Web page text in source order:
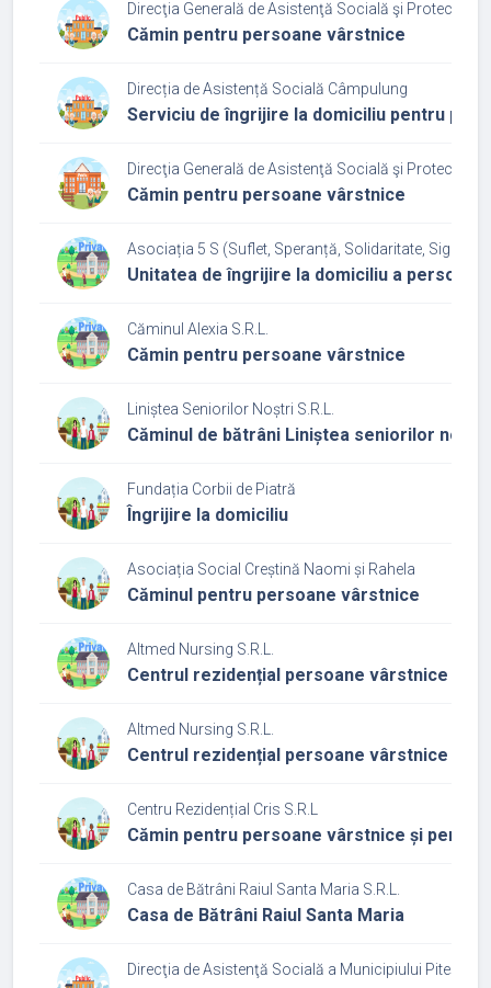
Direcţia Generală de Asistenţă Socială şi Protecţia
Cămin pentru persoane vârstnice
Direcția de Asistență Socială Câmpulung
Serviciu de îngrijire la domiciliu pentru
Direcţia Generală de Asistenţă Socială şi Protecţia
Cămin pentru persoane vârstnice
Asociația 5 S (Suflet, Speranță, Solidaritate,
Unitatea de îngrijire la domiciliu a
Căminul Alexia S.R.L.
Cămin pentru persoane vârstnice
Liniștea Seniorilor Noștri S.R.L.
Căminul de bătrâni Liniștea seniorilor
Fundația Corbii de Piatră
Îngrijire la domiciliu
Asociația Social Creștină Naomi și Rahela
Căminul pentru persoane vârstnice
Altmed Nursing S.R.L.
Centrul rezidențial persoane vârstnice
Altmed Nursing S.R.L.
Centrul rezidențial persoane vârstnice
Centru Rezidențial Cris S.R.L
Cămin pentru persoane vârstnice și
Casa de Bătrâni Raiul Santa Maria S.R.L.
Casa de Bătrâni Raiul Santa Maria
Direcţia de Asistenţă Socială a Municipiului Piteşti